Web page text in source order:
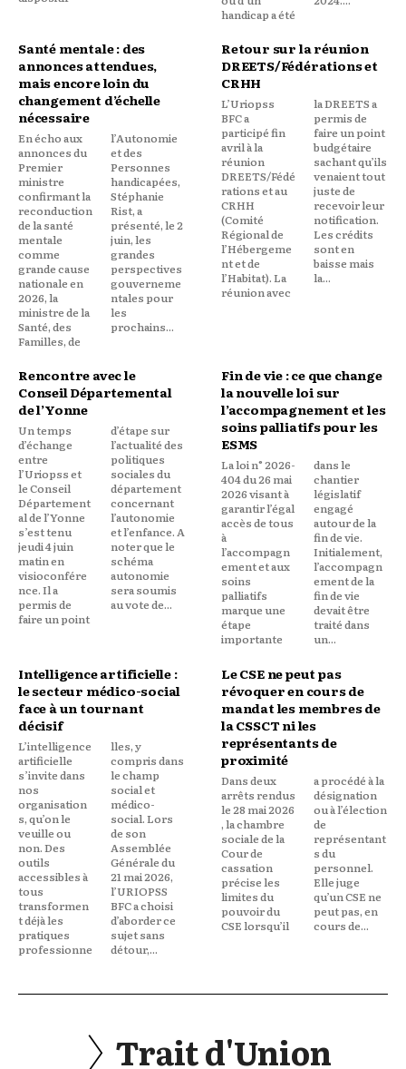
handicap a été
Santé mentale : des
annonces attendues,
mais encore loin du
changement d’échelle
nécessaire
En écho aux
annonces du
Premier
ministre
confirmant la
reconduction
de la santé
mentale
comme
grande cause
nationale en
2026, la
ministre de la
Santé, des
Familles, de
l’Autonomie
et des
Personnes
handicapées,
Stéphanie
Rist, a
présenté, le 2
juin, les
grandes
perspectives
gouverneme
ntales pour
les
prochains...
Retour sur la réunion
DREETS/Fédérations et
CRHH
L’Uriopss
BFC a
participé fin
avril à la
réunion
DREETS/Fédé
rations et au
CRHH
(Comité
Régional de
l’Hébergeme
nt et de
l’Habitat). La
réunion avec
la DREETS a
permis de
faire un point
budgétaire
sachant qu’ils
venaient tout
juste de
recevoir leur
notification.
Les crédits
sont en
baisse mais
la...
Rencontre avec le
Conseil Départemental
de l’Yonne
Un temps
d’échange
entre
l’Uriopss et
le Conseil
Département
al de l’Yonne
s’est tenu
jeudi 4 juin
matin en
visioconfére
nce. Il a
permis de
faire un point
d’étape sur
l’actualité des
politiques
sociales du
département
concernant
l’autonomie
et l’enfance. A
noter que le
schéma
autonomie
sera soumis
au vote de...
Fin de vie : ce que change
la nouvelle loi sur
l’accompagnement et les
soins palliatifs pour les
ESMS
La loi n° 2026-
404 du 26 mai
2026 visant à
garantir l’égal
accès de tous
à
l’accompagn
ement et aux
soins
palliatifs
marque une
étape
importante
dans le
chantier
législatif
engagé
autour de la
fin de vie.
Initialement,
l’accompagn
ement de la
fin de vie
devait être
traité dans
un...
Intelligence artificielle :
le secteur médico-social
face à un tournant
décisif
L’intelligence
artificielle
s’invite dans
nos
organisation
s, qu’on le
veuille ou
non. Des
outils
accessibles à
tous
transformen
t déjà les
pratiques
professionne
lles, y
compris dans
le champ
social et
médico-
social. Lors
de son
Assemblée
Générale du
21 mai 2026,
l’URIOPSS
BFC a choisi
d’aborder ce
sujet sans
détour,...
Le CSE ne peut pas
révoquer en cours de
mandat les membres de
la CSSCT ni les
représentants de
proximité
Dans deux
arrêts rendus
le 28 mai 2026
, la chambre
sociale de la
Cour de
cassation
précise les
limites du
pouvoir du
CSE lorsqu’il
a procédé à la
désignation
ou à l’élection
de
représentant
s du
personnel.
Elle juge
qu’un CSE ne
peut pas, en
cours de...
Trait d'Union